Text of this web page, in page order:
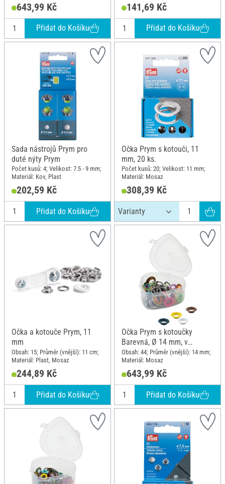
643,99 Kč
Přidat do Košíku
141,69 Kč
Přidat do Košíku
Sada nástrojů Prym pro
duté nýty Prym
Počet kusů: 4; Velikost: 7.5 - 9 mm;
Materiál: Kov, Plast
202,59 Kč
Přidat do Košíku
Očka Prym s kotouči, 11
mm, 20 ks.
Počet kusů: 20; Velikost: 11 mm;
Materiál: Mosaz
308,39 Kč
Očka a kotouče Prym, 11
mm
Obsah: 15; Průměr (vnější): 11 cm;
Materiál: Plast, Mosaz
244,89 Kč
Přidat do Košíku
Očka Prym s kotoučky
Barevná, Ø 14 mm, v
krabičce se srdíčky
Obsah: 44; Průměr (vnější): 14 mm;
Materiál: Mosaz
643,99 Kč
Přidat do Košíku